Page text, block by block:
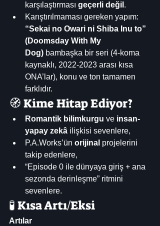
karşılaştırması geçerli değil .
Karıştırılmaması gereken yapım:
“Sekai no Owari ni Shiba Inu to”
(Doomsday With My
Dog) bambaşka bir seri (4-koma
kaynaklı, 2022-2023 arası kısa
ONA’lar), konu ve ton tamamen
farklıdır.
🧭 Kime Hitap Ediyor?
Romantik bilimkurgu ve insan-
yapay zekâ ilişkisi sevenlere,
P.A.Works’ün orijinal projelerini
takip edenlere,
“Episode 0 ile dünyaya giriş + ana
sezonda derinleşme” ritmini
sevenlere.
🧪 Kısa Artı/Eksi
Artılar